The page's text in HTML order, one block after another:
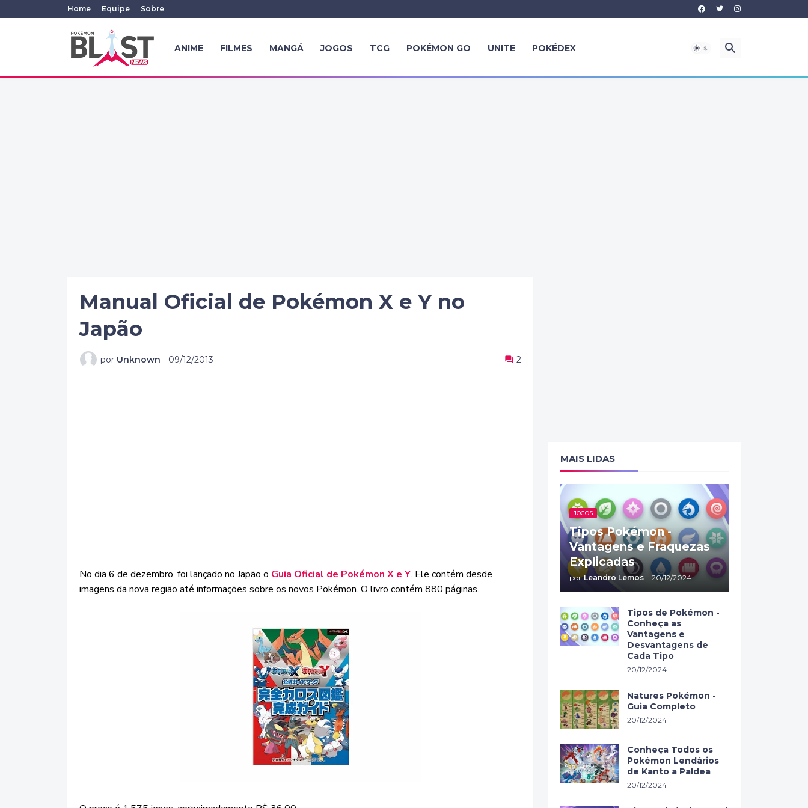
Home Equipe Sobre
ANIME FILMES MANGÁ JOGOS TCG POKÉMON GO UNITE POKÉDEX
Manual Oficial de Pokémon X e Y no
Japão
por Unknown - 09/12/2013 2
No dia 6 de dezembro, foi lançado no Japão o Guia Oficial de Pokémon X e Y. Ele contém desde
imagens da nova região até informações sobre os novos Pokémon. O livro contém 880 páginas.
MAIS LIDAS
JOGOS
Tipos Pokémon -
Vantagens e Fraquezas
Explicadas
por Leandro Lemos - 20/12/2024
Tipos de Pokémon -
Conheça as
Vantagens e
Desvantagens de
Cada Tipo
20/12/2024
Natures Pokémon -
Guia Completo
20/12/2024
Conheça Todos os
Pokémon Lendários
de Kanto a Paldea
20/12/2024